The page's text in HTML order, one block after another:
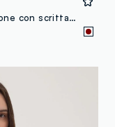
T-shirt rossa in puro cotone con scritta frontale regular fit